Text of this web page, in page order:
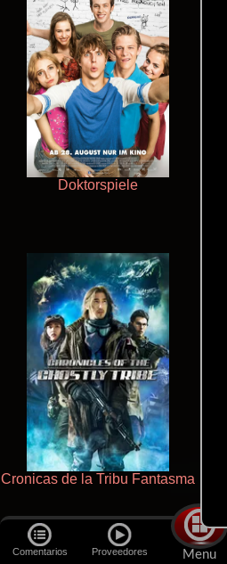
Comentarios Proveedores Menu
Doktorspiele
Cronicas de la Tribu Fantasma